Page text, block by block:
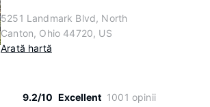
5251 Landmark Blvd, North
Canton, Ohio 44720, US
Arată hartă
9.2/10 Excellent 1001 opinii